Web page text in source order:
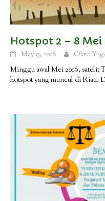
Hotspot 2 – 8 Mei
May 9, 2016 Okto
Minggu awal Mei 2016, satelit
hotspot yang muncul di Riau.